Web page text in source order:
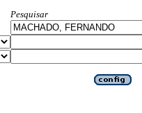
Pesquisar